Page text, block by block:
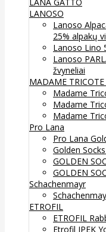
LANOSO
Lanoso
25% alpakų
Lanoso Lino
Lanoso
žvyneliai
MADAME TRICOTE
Madame
Madame
Madame
Pro Lana
Pro Lana
Golden
GOLDEN
GOLDEN
Schachenmayr
ETROFIL
ETROFIL
Etrofil IPEK